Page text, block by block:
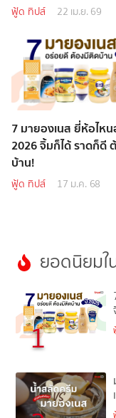
ฟู้ด ทิปส์ 22 เม.ย. 69
7 มายองเนส ยี่ห้อไห
2026 จิ้มก็ได้ ราดก็ดี
บ้าน!
ฟู้ด ทิปส์ 17 ม.ค. 68
ยอดนิยม
1